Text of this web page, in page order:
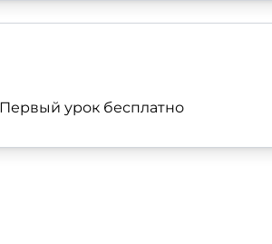
Первый урок бесплатно